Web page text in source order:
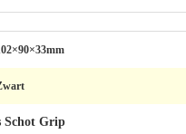
Schot Grip